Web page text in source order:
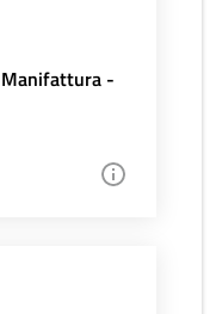
Manifattura -